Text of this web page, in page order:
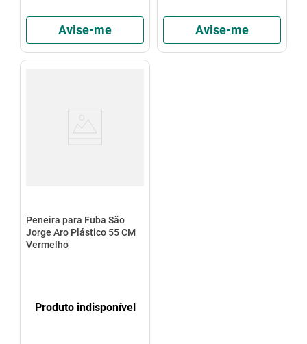
Avise-me Avise-me
Peneira para Fuba São
Jorge Aro Plástico 55 CM
Vermelho
Produto indisponível